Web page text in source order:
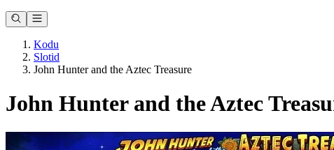
Kodu
Slotid
John Hunter and the Aztec Treasure
John Hunter and the Aztec